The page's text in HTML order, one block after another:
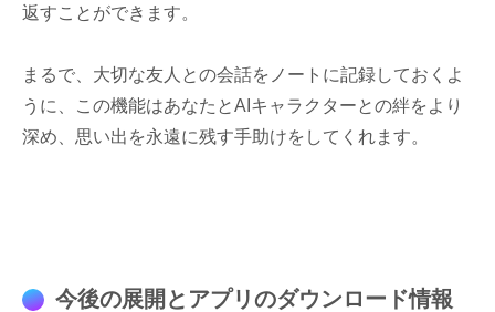
返すことができます。
まるで、大切な友人との会話をノートに記録しておくよ
うに、この機能はあなたとAIキャラクターとの絆をより
深め、思い出を永遠に残す手助けをしてくれます。
今後の展開とアプリのダウンロード情報